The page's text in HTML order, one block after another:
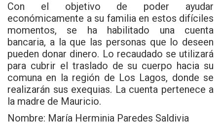
Con el objetivo de poder ayudar
económicamente a su familia en estos difíciles
momentos, se ha habilitado una cuenta
bancaria, a la que las personas que lo deseen
pueden donar dinero. Lo recaudado se utilizará
para cubrir el traslado de su cuerpo hacia su
comuna en la región de Los Lagos, donde se
realizarán sus exequias. La cuenta pertenece a
la madre de Mauricio.
Nombre: María Herminia Paredes Saldivia